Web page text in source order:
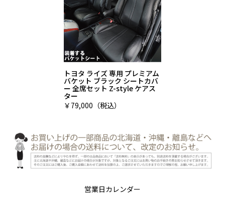
トヨタ ライズ 専用 プレミアム
バケット ブラック シートカバ
ー 全席セット Z-style ケアス
ター
￥79,000（税込）
営業日カレンダー